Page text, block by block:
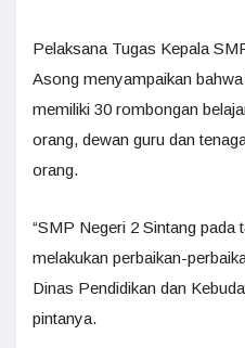
Pelaksana Tugas Kepala
Asong menyampaikan
memiliki 30 rombongan
orang, dewan guru dan
orang.
“SMP Negeri 2 Sintang pada
melakukan perbaikan-
Dinas Pendidikan dan
pintanya.